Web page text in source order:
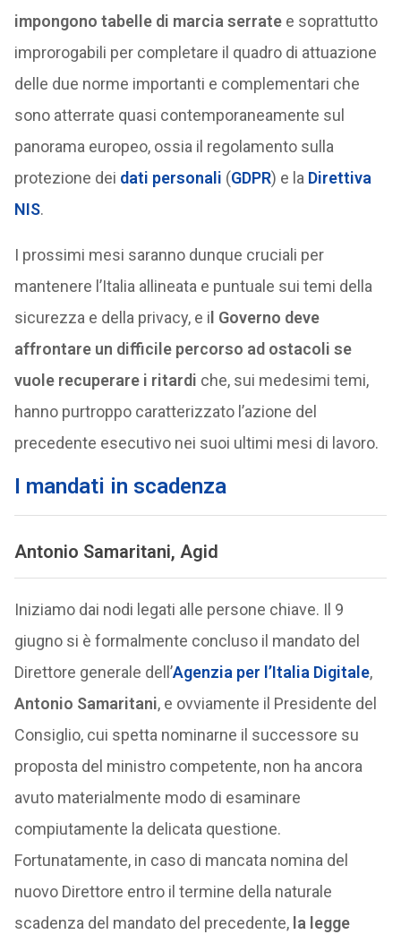
impongono tabelle di marcia serratee soprattutto
improrogabili per completare il quadro di attuazione
delle due norme importanti e complementari che
sono atterrate quasi contemporaneamente sul
panorama europeo, ossia il regolamento sulla
protezione dei dati personali (GDPR) e la Direttiva
NIS.
I prossimi mesi saranno dunque cruciali per
mantenere l’Italia allineata e puntuale sui temi della
sicurezza e della privacy, e i l Governo deve
affrontare un difficile percorso ad ostacoli se
vuole recuperare i ritardi che, sui medesimi temi,
hanno purtroppo caratterizzato l’azione del
precedente esecutivo nei suoi ultimi mesi di lavoro.
I mandati in scadenza
Antonio Samaritani, Agid
Iniziamo dai nodi legati alle persone chiave. Il 9
giugno si è formalmente concluso il mandato del
Direttore generale dell’Agenzia per l’Italia Digitale,
Antonio Samaritani, e ovviamente il Presidente del
Consiglio, cui spetta nominarne il successore su
proposta del ministro competente, non ha ancora
avuto materialmente modo di esaminare
compiutamente la delicata questione.
Fortunatamente, in caso di mancata nomina del
nuovo Direttore entro il termine della naturale
scadenza del mandato del precedente, la legge